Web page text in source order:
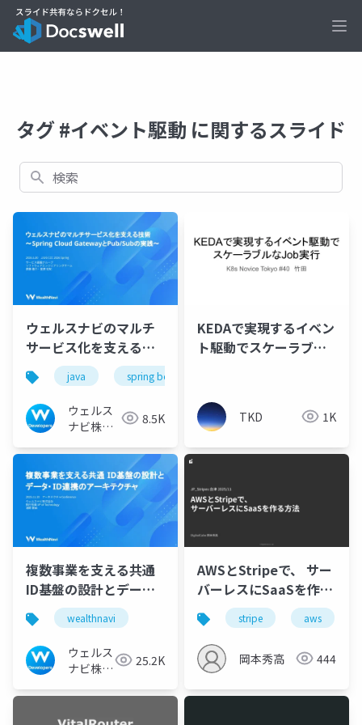
タグ #イベント駆動 に関するスライド
検索
ウェルスナビのマルチ
サービス化を支える技
術 〜Spring Cloud
GatewayとPub/Subの
実践〜
java spring boot
ウェルス
ナビ株式
広報チー
ム
8.5K
KEDAで実現するイベン
ト駆動でスケーラブル
TKD 1K
複数事業を支える共通
ID基盤の設計とデー
タ・ID連携のアーキテ
クチャ
wealthnavi
ウェルス
ナビ株式
術広報チ
ーム
25.2K
AWSとStripeで、 サー
バーレスにSaaSを作る
方法 - JP_Stripes会津
2025
stripe aws
岡本秀高 444